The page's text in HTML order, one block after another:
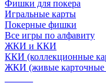
Фишки для покера
Игральные карты
Покерные фишки
Все игры по алфавиту
ЖКИ и ККИ
ККИ (коллекционные
ЖКИ (живые карточные